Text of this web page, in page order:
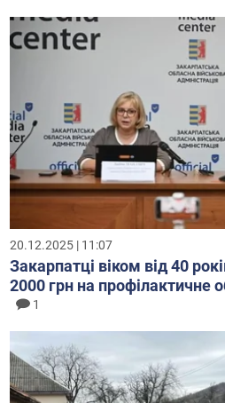
20.12.2025 | 11:07
Закарпатці віком від 40
2000 грн на профілактичне
1